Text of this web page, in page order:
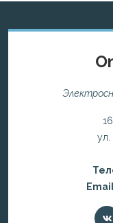
ул.